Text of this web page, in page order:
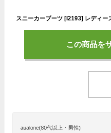
この商品を
aualone(80代以上・男性)